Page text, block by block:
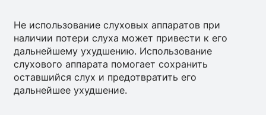
Не использование слуховых аппаратов при
наличии потери слуха может привести к его
дальнейшему ухудшению. Использование
слухового аппарата помогает сохранить
оставшийся слух и предотвратить его
дальнейшее ухудшение.